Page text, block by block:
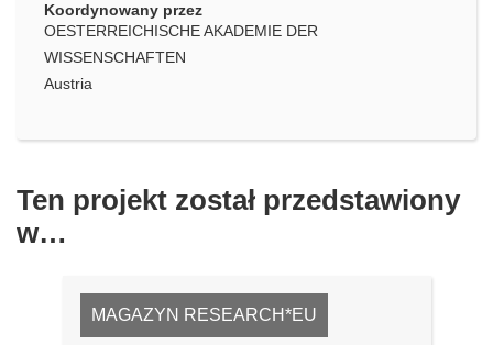
Koordynowany przez
OESTERREICHISCHE AKADEMIE DER
WISSENSCHAFTEN
Austria
Ten projekt został przedstawiony
w…
MAGAZYN RESEARCH*EU